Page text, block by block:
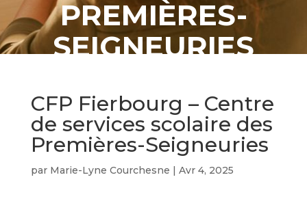
PREMIÈRES-
SEIGNEURIES
CFP Fierbourg – Centre
de services scolaire des
Premières-Seigneuries
par Marie-Lyne Courchesne | Avr 4, 2025